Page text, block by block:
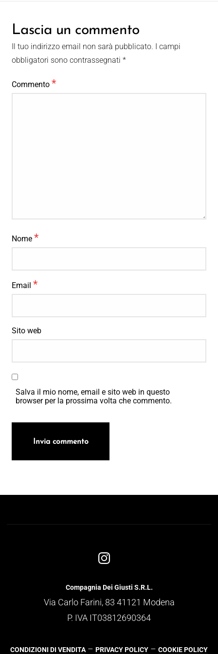
Lascia un commento
Il tuo indirizzo email non sarà pubblicato. I campi
obbligatori sono contrassegnati *
Commento *
Nome *
Email *
Sito web
Salva il mio nome, email e sito web in questo
browser per la prossima volta che commento.
Compagnia Dei Giusti S.R.L.
Via Carlo Farini, 83 41121 Modena
P. IVA IT03812690364
CONDIZIONI DI VENDITA – PRIVACY POLICY – COOKIE POLICY